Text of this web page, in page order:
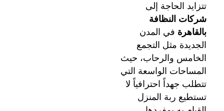
تتزايد الحاجة إلى
شركات النظافة
بالقاهرة في المدن
الجديدة مثل التجمع
الخامس والرحاب، حيث
المساحات الواسعة التي
تتطلب جهداً احترافياً لا
تستطيع ربة المنزل